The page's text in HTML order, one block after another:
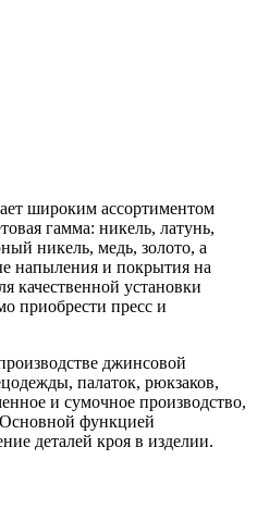
широким ассортиментом
гамма: никель, латунь,
никель, медь, золото, а
напыления и покрытия на
качественной установки
приобрести пресс и
джинсовой
палаток, рюкзаков,
и сумочное производство,
функцией
деталей кроя в изделии.